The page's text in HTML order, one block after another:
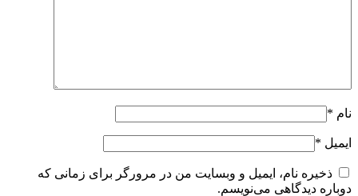
نام *
ایمیل *
ذخیره نام، ایمیل و وبسایت من در مرورگر برای زمانی که
دوباره دیدگاهی می‌نویسم.